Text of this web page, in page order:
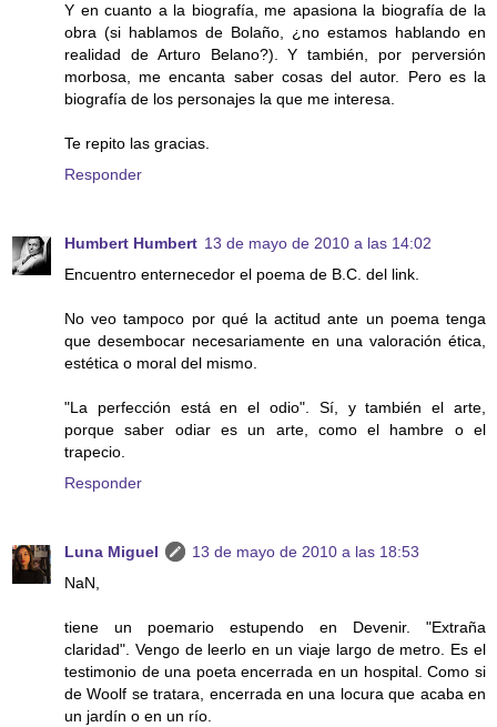
Y en cuanto a la biografía, me apasiona la biografía de la
obra (si hablamos de Bolaño, ¿no estamos hablando en
realidad de Arturo Belano?). Y también, por perversión
morbosa, me encanta saber cosas del autor. Pero es la
biografía de los personajes la que me interesa.
Te repito las gracias.
Responder
Humbert Humbert 13 de mayo de 2010 a las 14:02
Encuentro enternecedor el poema de B.C. del link.
No veo tampoco por qué la actitud ante un poema tenga
que desembocar necesariamente en una valoración ética,
estética o moral del mismo.
"La perfección está en el odio". Sí, y también el arte,
porque saber odiar es un arte, como el hambre o el
trapecio.
Responder
Luna Miguel
13 de mayo de 2010 a las 18:53
NaN,
tiene un poemario estupendo en Devenir. "Extraña
claridad". Vengo de leerlo en un viaje largo de metro. Es el
testimonio de una poeta encerrada en un hospital. Como si
de Woolf se tratara, encerrada en una locura que acaba en
un jardín o en un río.